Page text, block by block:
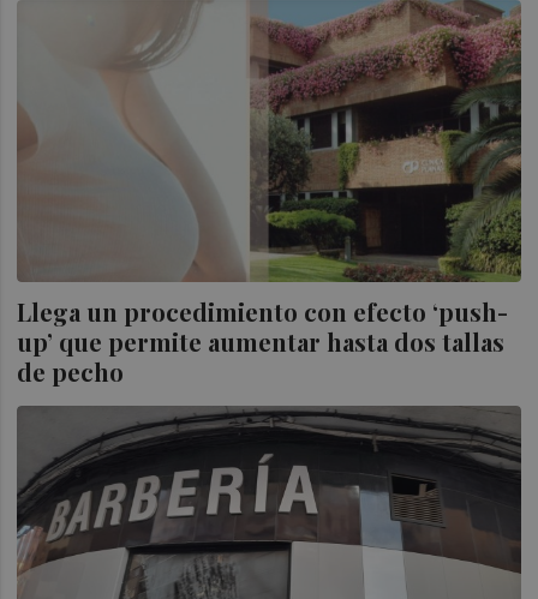
Llega un procedimiento con efecto ‘push-
up’ que permite aumentar hasta dos tallas
de pecho